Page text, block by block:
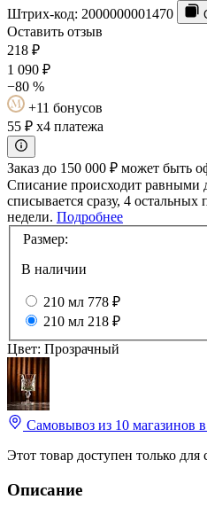
Штрих-код: 2000000001470
Оставить отзыв
218 ₽
1 090 ₽
−80 %
+11 бонусов
55 ₽ x4 платежа
Заказ до 150 000 ₽ может быть
Списание происходит равными
списывается сразу, 4
недели. Подробнее
Размер:
В наличии
210 мл 778 ₽
210 мл 218 ₽
Цвет: Прозрачный
Самовывоз из 10 магазинов
Этот товар доступен только для
Описание